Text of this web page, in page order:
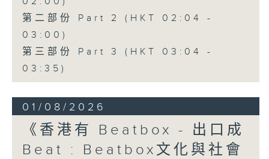
第二部份 Part 2 (HKT 02:04 -
03:00)
第三部份 Part 3 (HKT 03:04 -
03:35)
01/08/2026
《香港有 Beatbox - 出口成
Beat : Beatbox文化與社會